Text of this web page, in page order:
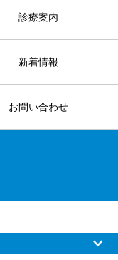
診療案内
新着情報
お問い合わせ